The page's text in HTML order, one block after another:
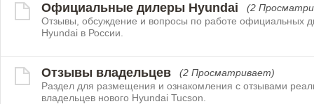
Официальные дилеры Hyundai
(2
Отзывы, обсуждение и вопросы по работе официальных
Hyundai в России.
Отзывы владельцев
(2 Просматривает)
Раздел для размещения и ознакомления с отзывами
владельцев нового Hyundai Tucson.